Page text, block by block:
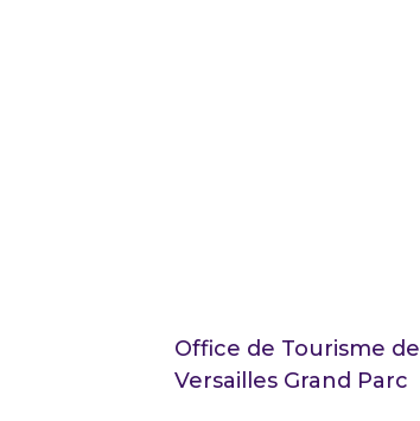
Office de Tourisme de
Versailles Grand Parc